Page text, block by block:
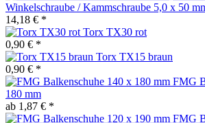
Winkelschraube / Kammschraube 5,0 x 50
14,18 € *
Torx TX30 rot
0,90 € *
Torx TX15 braun
0,90 € *
FMG
180 mm
ab 1,87 € *
FMG